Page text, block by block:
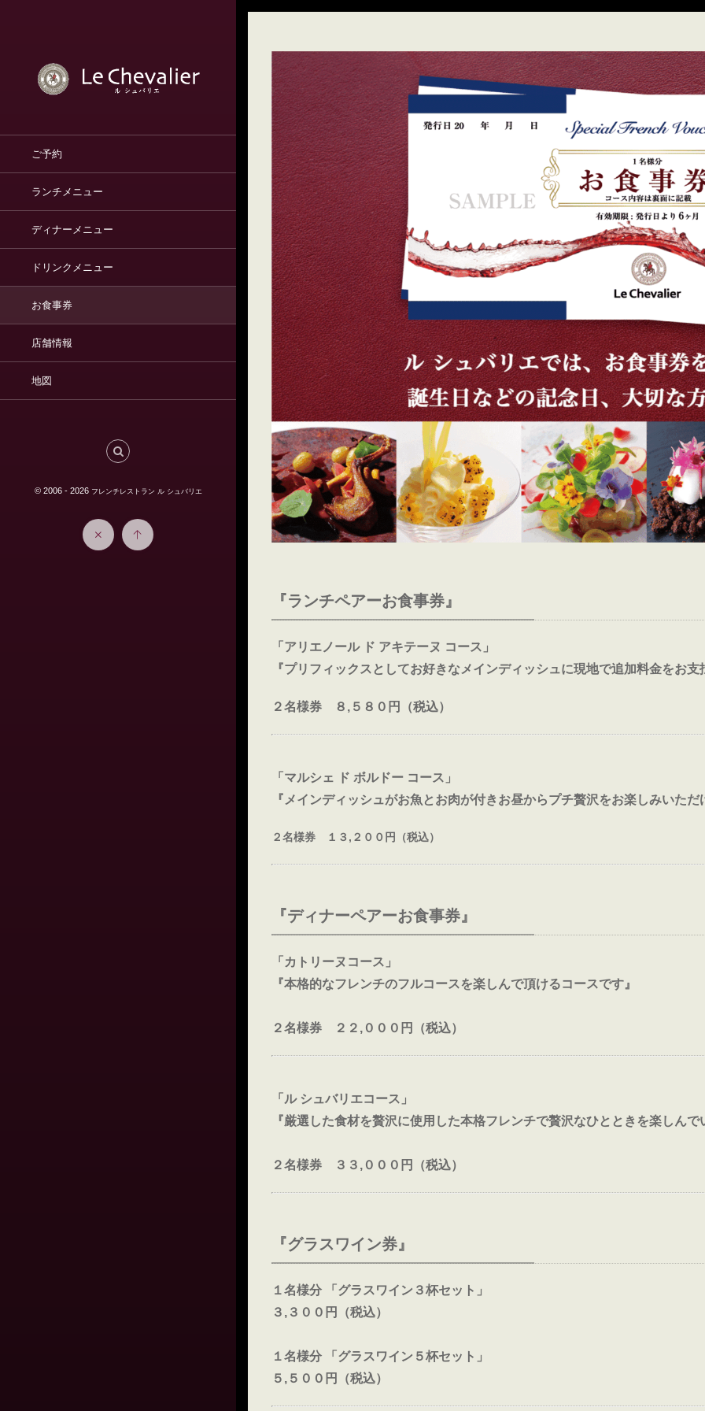
ご予約
ランチメニュー
ディナーメニュー
ドリンクメニュー
お食事券
店舗情報
地図
© 2006 - 2026 フレンチレストラン ル シュバリエ
『ランチペアーお食事券』
「アリエノール ド アキテーヌ コース」
『プリフィックスとしてお好きなメインディッシュに現地で追加料金をお
２名様券 ８,５８０円（税込）
「マルシェ ド ボルドー コース」
『メインディッシュがお魚とお肉が付きお昼からプチ贅沢をお楽しみいただ
２名様券 １３,２００円（税込）
『ディナーペアーお食事券』
「カトリーヌコース」
『本格的なフレンチのフルコースを楽しんで頂けるコースです』
２名様券 ２２,０００円（税込）
「ル シュバリエコース」
『厳選した食材を贅沢に使用した本格フレンチで贅沢なひとときを楽しんで
２名様券 ３３,０００円（税込）
『グラスワイン券』
１名様分 「グラスワイン３杯セット」
３,３００円（税込）
１名様分 「グラスワイン５杯セット」
５,５００円（税込）